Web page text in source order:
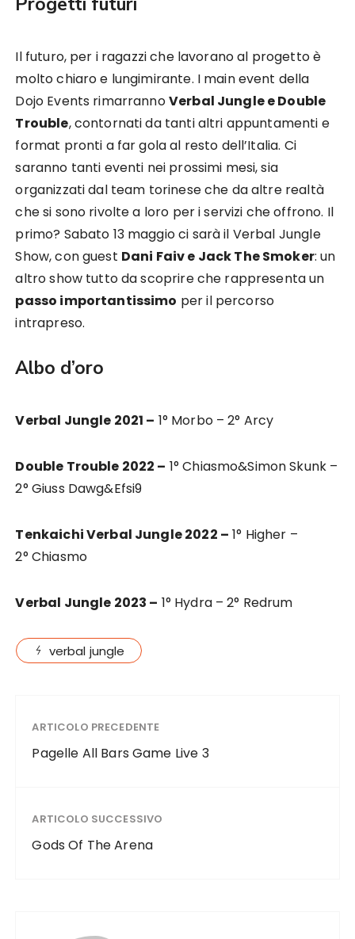
Il futuro, per i ragazzi che lavorano al progetto è
molto chiaro e lungimirante. I main event della
Dojo Events rimarrannoVerbal Jungle e Double
Trouble, contornati da tanti altri appuntamenti e
format pronti a far gola al resto dell’Italia. Ci
saranno tanti eventi nei prossimi mesi, sia
organizzati dal team torinese che da altre realtà
che si sono rivolte a loro per i servizi che offrono. Il
primo? Sabato 13 maggio ci sarà il Verbal Jungle
Show, con guest Dani Faiv e Jack The Smoker: un
altro show tutto da scoprire che rappresenta un
passo importantissimo per il percorso
intrapreso.
Albo d’oro
Verbal Jungle 2021 – 1° Morbo – 2° Arcy
Double Trouble 2022 – 1° Chiasmo&Simon Skunk –
2° Giuss Dawg&Efsi9
Tenkaichi Verbal Jungle 2022 – 1° Higher –
2° Chiasmo
Verbal Jungle 2023 – 1° Hydra – 2° Redrum
verbal jungle
ARTICOLO PRECEDENTE
Pagelle All Bars Game Live 3
ARTICOLO SUCCESSIVO
Gods Of The Arena